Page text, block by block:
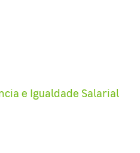
e Igualdade Salarial